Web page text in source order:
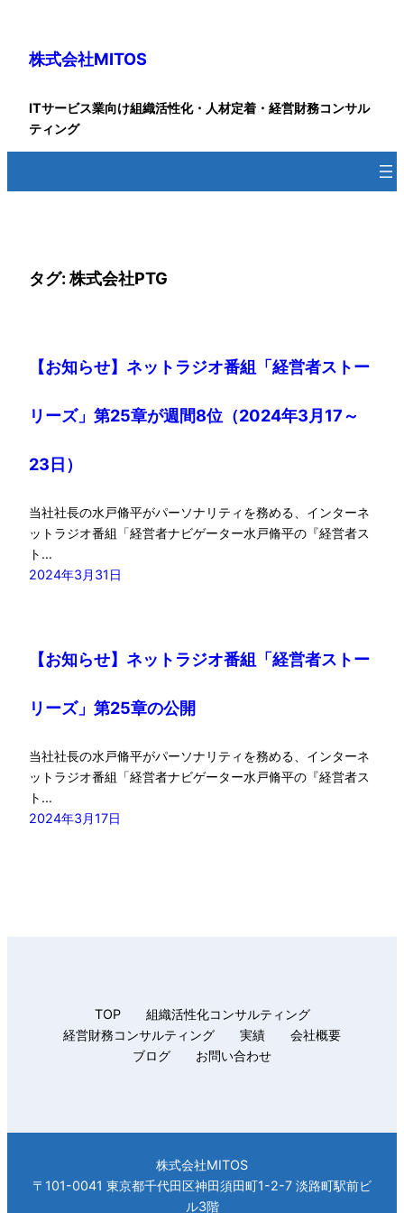
株式会社MITOS
ITサービス業向け組織活性化・人材定着・経営財務コンサル
ティング
タグ:株式会社PTG
【お知らせ】ネットラジオ番組「経営者ストー
リーズ」第25章が週間8位（2024年3月17～
23日）
当社社長の水戸脩平がパーソナリティを務める、インターネ
ットラジオ番組「経営者ナビゲーター水戸脩平の『経営者ス
ト…
2024年3月31日
【お知らせ】ネットラジオ番組「経営者ストー
リーズ」第25章の公開
当社社長の水戸脩平がパーソナリティを務める、インターネ
ットラジオ番組「経営者ナビゲーター水戸脩平の『経営者ス
ト…
2024年3月17日
TOP
組織活性化コンサルティング
経営財務コンサルティング
実績
会社概要
ブログ
お問い合わせ
株式会社MITOS
〒101-0041 東京都千代田区神田須田町1-2-7 淡路町駅前ビ
ル3階